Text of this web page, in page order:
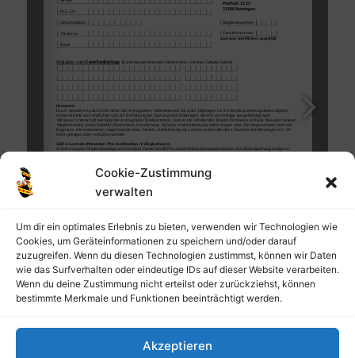
Cookie-Zustimmung
verwalten
Um dir ein optimales Erlebnis zu bieten, verwenden wir Technologien wie
Cookies, um Geräteinformationen zu speichern und/oder darauf
zuzugreifen. Wenn du diesen Technologien zustimmst, können wir Daten
wie das Surfverhalten oder eindeutige IDs auf dieser Website verarbeiten.
Wenn du deine Zustimmung nicht erteilst oder zurückziehst, können
bestimmte Merkmale und Funktionen beeinträchtigt werden.
Akzeptieren